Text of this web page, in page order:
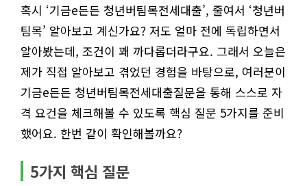
혹시 ‘기금e든든 청년버팀목전세대출’, 줄여서 ‘청년버
팀목’ 알아보고 계신가요? 저도 얼마 전에 독립하면서
알아봤는데, 조건이 꽤 까다롭더라구요. 그래서 오늘은
제가 직접 알아보고 겪었던 경험을 바탕으로, 여러분이
기금e든든 청년버팀목전세대출질문을 통해 스스로 자
격 요건을 체크해볼 수 있도록 핵심 질문 5가지를 준비
했어요. 한번 같이 확인해볼까요?
5가지 핵심 질문